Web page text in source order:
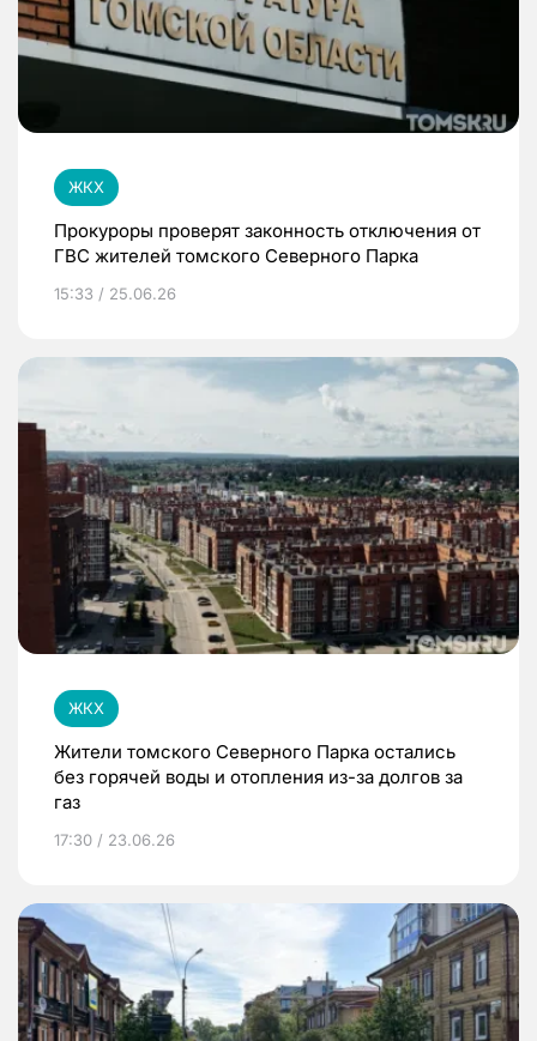
ЖКХ
Прокуроры проверят законность отключения от
ГВС жителей томского Северного Парка
15:33 / 25.06.26
ЖКХ
Жители томского Северного Парка остались
без горячей воды и отопления из-за долгов за
газ
17:30 / 23.06.26